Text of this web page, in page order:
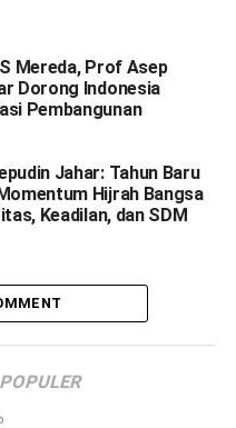
Mereda, Prof Asep
Dorong Indonesia
Pembangunan
Jahar: Tahun Baru
Hijrah Bangsa
Keadilan, dan SDM
POPULER